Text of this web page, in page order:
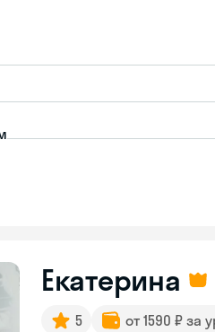
Екатерина
5 от 1590 ₽ за